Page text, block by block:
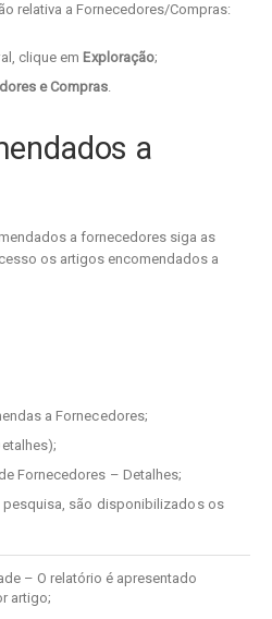
relativa a Fornecedores/Compras:
clique em Exploração;
e Compras.
a
a fornecedores siga as
os artigos encomendados a
a Fornecedores;
Fornecedores – Detalhes;
pesquisa, são disponibilizados os
– O relatório é apresentado
artigo;